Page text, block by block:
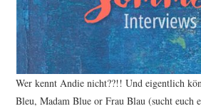
Wer kennt Andie nicht??!! Und eigentlich
Bleu, Madam Blue or Frau Blau (sucht euch